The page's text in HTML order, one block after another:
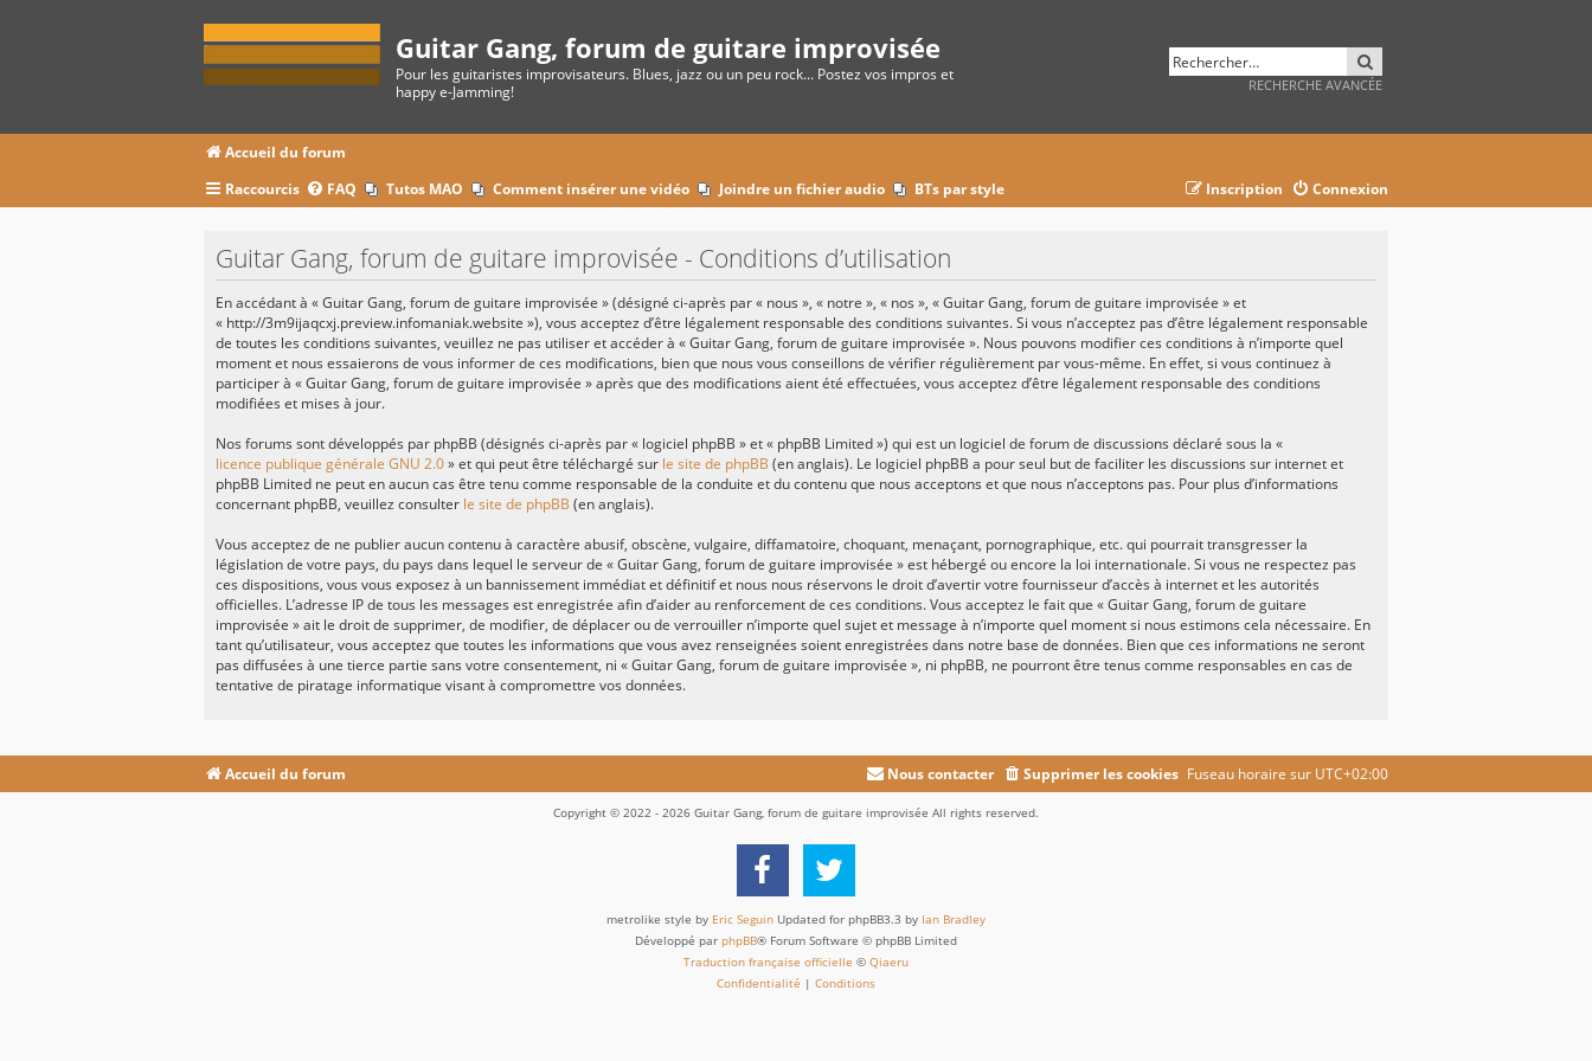
Guitar Gang, forum de guitare improvisée
Pour les guitaristes improvisateurs. Blues, jazz ou un peu rock... Postez vos impros et
happy e-Jamming!
RECHERCHE AVANCÉE
Accueil du forum
Raccourcis
FAQ Tutos MAO Comment insérer une vidéo Joindre un fichier audio BTs par style Connexion
Inscription
Guitar Gang, forum de guitare improvisée - Conditions d’utilisation
En accédant à « Guitar Gang, forum de guitare improvisée » (désigné ci-après par « nous », « notre », « nos », « Guitar Gang, forum de guitare improvisée » et
« http://3m9ijaqcxj.preview.infomaniak.website »), vous acceptez d’être légalement responsable des conditions suivantes. Si vous n’acceptez pas d’être légalement responsable
de toutes les conditions suivantes, veuillez ne pas utiliser et accéder à « Guitar Gang, forum de guitare improvisée ». Nous pouvons modifier ces conditions à n’importe quel
moment et nous essaierons de vous informer de ces modifications, bien que nous vous conseillons de vérifier régulièrement par vous-même. En effet, si vous continuez à
participer à « Guitar Gang, forum de guitare improvisée » après que des modifications aient été effectuées, vous acceptez d’être légalement responsable des conditions
modifiées et mises à jour.
Nos forums sont développés par phpBB (désignés ci-après par « logiciel phpBB » et « phpBB Limited ») qui est un logiciel de forum de discussions déclaré sous la «
licence publique générale GNU 2.0» et qui peut être téléchargé sur le site de phpBB (en anglais). Le logiciel phpBB a pour seul but de faciliter les discussions sur internet et
phpBB Limited ne peut en aucun cas être tenu comme responsable de la conduite et du contenu que nous acceptons et que nous n’acceptons pas. Pour plus d’informations
concernant phpBB, veuillez consulter le site de phpBB (en anglais).
Vous acceptez de ne publier aucun contenu à caractère abusif, obscène, vulgaire, diffamatoire, choquant, menaçant, pornographique, etc. qui pourrait transgresser la
législation de votre pays, du pays dans lequel le serveur de « Guitar Gang, forum de guitare improvisée » est hébergé ou encore la loi internationale. Si vous ne respectez pas
ces dispositions, vous vous exposez à un bannissement immédiat et définitif et nous nous réservons le droit d’avertir votre fournisseur d’accès à internet et les autorités
officielles. L’adresse IP de tous les messages est enregistrée afin d’aider au renforcement de ces conditions. Vous acceptez le fait que « Guitar Gang, forum de guitare
improvisée » ait le droit de supprimer, de modifier, de déplacer ou de verrouiller n’importe quel sujet et message à n’importe quel moment si nous estimons cela nécessaire. En
tant qu’utilisateur, vous acceptez que toutes les informations que vous avez renseignées soient enregistrées dans notre base de données. Bien que ces informations ne seront
pas diffusées à une tierce partie sans votre consentement, ni « Guitar Gang, forum de guitare improvisée », ni phpBB, ne pourront être tenus comme responsables en cas de
tentative de piratage informatique visant à compromettre vos données.
Accueil du forum Fuseau horaire sur UTC+02:00
Supprimer les cookies
Nous contacter
Copyright © 2022 - 2026 Guitar Gang, forum de guitare improvisée All rights reserved.
metrolike style by Eric Seguin Updated for phpBB3.3 by Ian Bradley
Développé par phpBB® Forum Software © phpBB Limited
Traduction française officielle © Qiaeru
Confidentialité | Conditions